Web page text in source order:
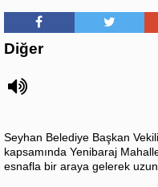
Diğer
Seyhan Belediye Başkan
kapsamında Yenibaraj
esnafla bir araya gelerek